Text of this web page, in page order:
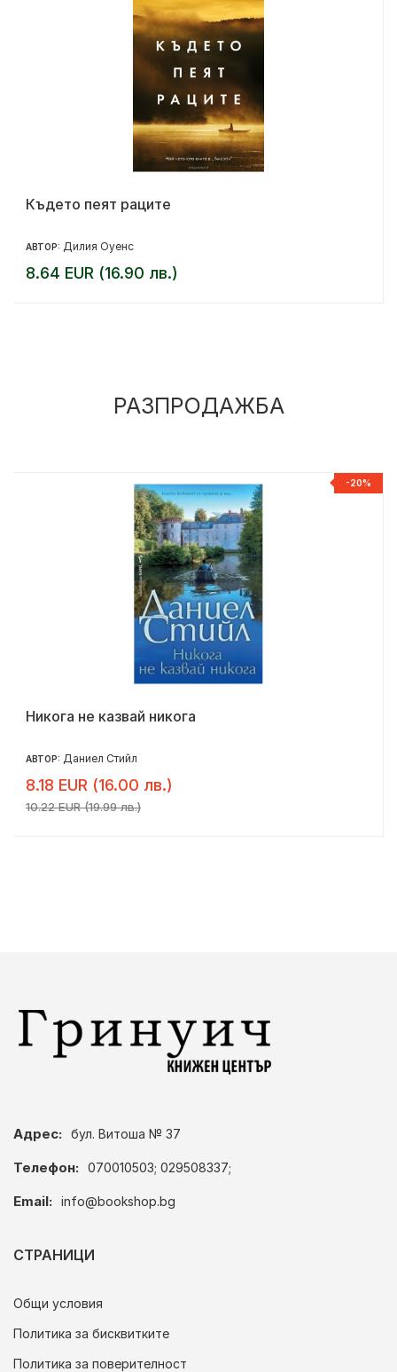
Където пеят раците
АВТОР: Дилия Оуенс
8.64 EUR (16.90 лв.)
РАЗПРОДАЖБА
-20%
Никога не казвай никога
АВТОР: Даниел Стийл
8.18 EUR (16.00 лв.)
10.22 EUR (19.99 лв.)
Адрес: бул. Витоша № 37
Телефон: 070010503; 029508337;
Email: info@bookshop.bg
СТРАНИЦИ
Общи условия
Политика за бисквитките
Политика за поверителност